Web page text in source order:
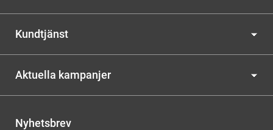
Kundtjänst
Aktuella kampanjer
Nyhetsbrev